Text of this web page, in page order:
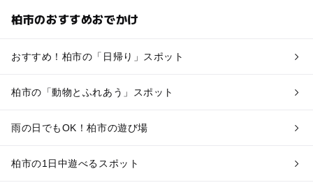
柏市のおすすめおでかけ
おすすめ！柏市の「日帰り」スポット
柏市の「動物とふれあう」スポット
雨の日でもOK！柏市の遊び場
柏市の1日中遊べるスポット